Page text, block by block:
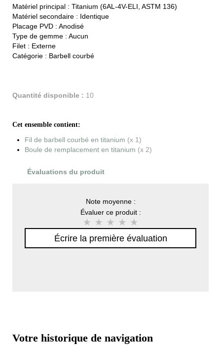
Matériel principal : Titanium (6AL-4V-ELI, ASTM 136)
Matériel secondaire : Identique
Placage PVD : Anodisé
Type de gemme : Aucun
Filet : Externe
Catégorie : Barbell courbé
Quantité disponible : 10
Cet ensemble contient:
Fil de barbell courbé en titanium (x 1)
Boule de remplacement en titanium (x 2)
Évaluations du produit
Note moyenne :
Évaluer ce produit :
Écrire la première évaluation
Votre historique de navigation